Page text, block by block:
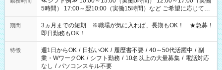
5時間） 17:00～翌10:00（実働15時間）など ご希望に応じて、
働く時間は調整できます！ お気軽に担当へ相談ください！
期間
3ヵ月までの短期 ※職場が気に入れば、長期もOK！ ★急募！
即日勤務もOK！
特徴 週1日からOK / 日払いOK / 履歴書不要 / 40～50代活躍中 / 副
業・WワークOK / シフト勤務 / 10名以上の大量募集 / 電話対応
なし / パソコンスキル不要